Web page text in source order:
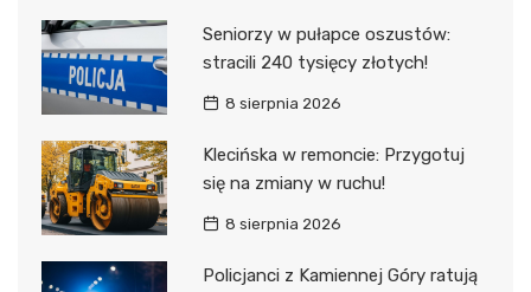
Seniorzy w pułapce oszustów:
stracili 240 tysięcy złotych!
8 sierpnia 2026
Klecińska w remoncie: Przygotuj
się na zmiany w ruchu!
8 sierpnia 2026
Policjanci z Kamiennej Góry ratują